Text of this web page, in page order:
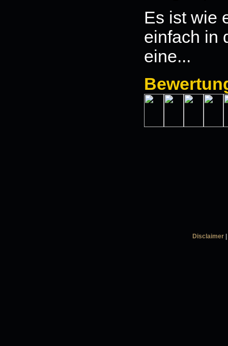
Es ist wie
einfach in
eine...
Disclaimer|